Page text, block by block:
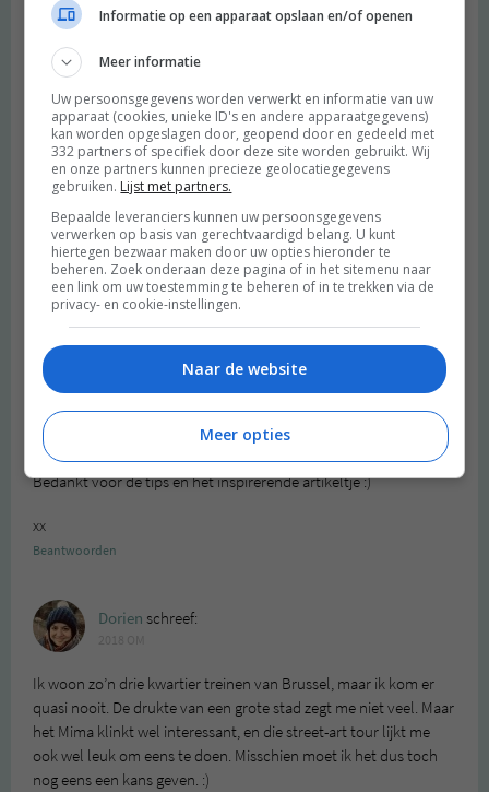
2018 OM
oh! Ik heb dat ook nog gedaan in de jaren 80! En dan stiekem
overal gaan plakken in de stad! En pamfletten gestencild zelfs (
later wel gekopieerd hoor)!
Merci voor de tips, ik moet nog eens naar Brussel precies!
Beantwoorden
Heleneschreef:
2018 OM
Wat leuk om te lezen. Zelf ben ik enorm vaak in Brussel omdat ik
er studeer en vind het echt een geweldige stad, vol met kunst en
musea. Het MIMA is inderdaad een heel leuk museum, na het
lezen van dit artikel krijg ik al meteen zin om de tentoonstelling
te gaan bezoeken, ziet er echt interessant uit. KANAL heb ik nog
nooit bezocht, misschien wordt het wel eens tijd om dat te doen.
Bedankt voor de tips en het inspirerende artikeltje :)
xx
Beantwoorden
Dorien schreef:
Ik woon zo’n drie kwartier treinen van Brussel, maar ik kom er
quasi nooit. De drukte van een grote stad zegt me niet veel. Maar
het Mima klinkt wel interessant, en die street-art tour lijkt me
ook wel leuk om eens te doen. Misschien moet ik het dus toch
nog eens een kans geven. :)
Informatie op een apparaat opslaan en/of openen
Meer informatie
Uw persoonsgegevens worden verwerkt en informatie van uw
apparaat (cookies, unieke ID's en andere apparaatgegevens)
kan worden opgeslagen door, geopend door en gedeeld met
332 partners of specifiek door deze site worden gebruikt. Wij
en onze partners kunnen precieze geolocatiegegevens
gebruiken. Lijst met partners.
Bepaalde leveranciers kunnen uw persoonsgegevens
verwerken op basis van gerechtvaardigd belang. U kunt
hiertegen bezwaar maken door uw opties hieronder te
beheren. Zoek onderaan deze pagina of in het sitemenu naar
een link om uw toestemming te beheren of in te trekken via de
privacy- en cookie-instellingen.
Naar de website
Meer opties